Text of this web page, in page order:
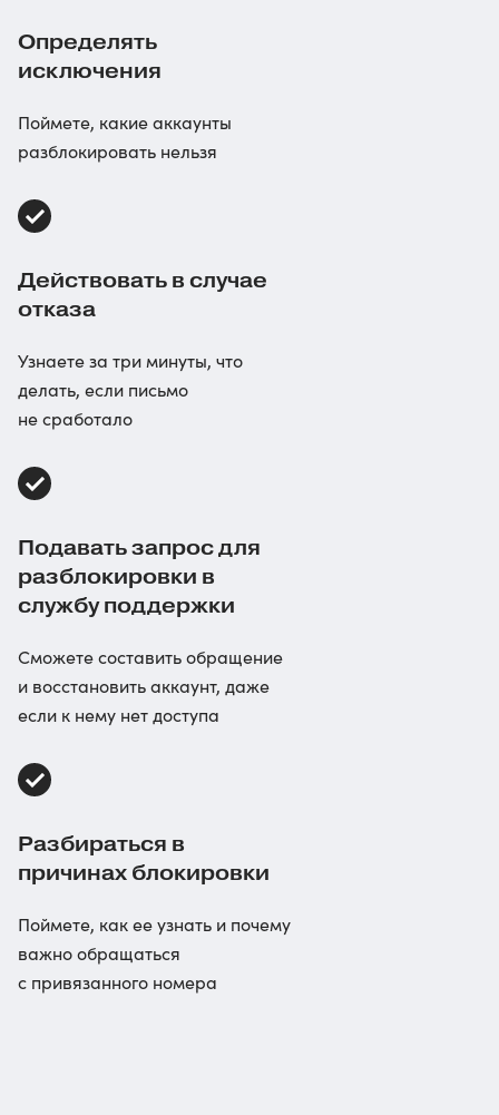
Определять
исключения
Поймете, какие аккаунты
разблокировать нельзя
Действовать в случае
отказа
Узнаете за три минуты, что
делать, если письмо
не сработало
Подавать запрос для
разблокировки в
службу поддержки
Сможете составить обращение
и восстановить аккаунт, даже
если к нему нет доступа
Разбираться в
причинах блокировки
Поймете, как ее узнать и почему
важно обращаться
с привязанного номера